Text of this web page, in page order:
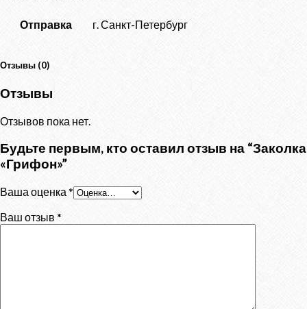
Отправка г. Санкт-Петербург
Отзывы (0)
Отзывы
Отзывов пока нет.
Будьте первым, кто оставил отзыв на “Заколка
«Грифон»”
Ваша оценка *
Ваш отзыв *